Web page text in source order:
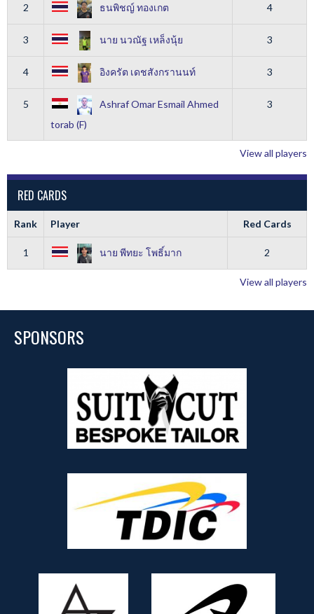
2 ธนพิชญ์ ทองเกต 4
3 นาย นวณัฐ เหล็งนุ้ย 3
4 อิงครัต เดชสังกรานนท์ 3
5
Ashraf Omar Esmail Ahmed
torab (F)
3
View all players
RED CARDS
Rank Player Red Cards
1 นาย พีทยะ โพธิ์มาก 2
View all players
SPONSORS